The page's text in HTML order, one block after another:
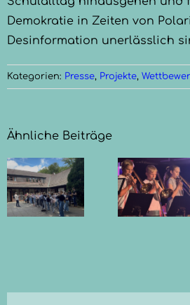
Demokratie in Zeiten von
Desinformation unerlässlich
Kategorien: Presse, Projekte,
Ähnliche Beiträge
Sommerkonzert
der